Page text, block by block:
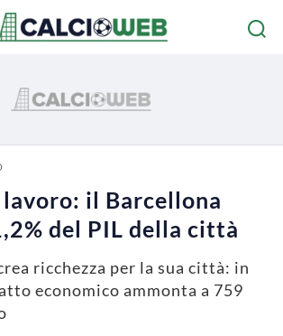
lavoro: il Barcellona
del PIL della città
ricchezza per la sua città: in
economico ammonta a 759